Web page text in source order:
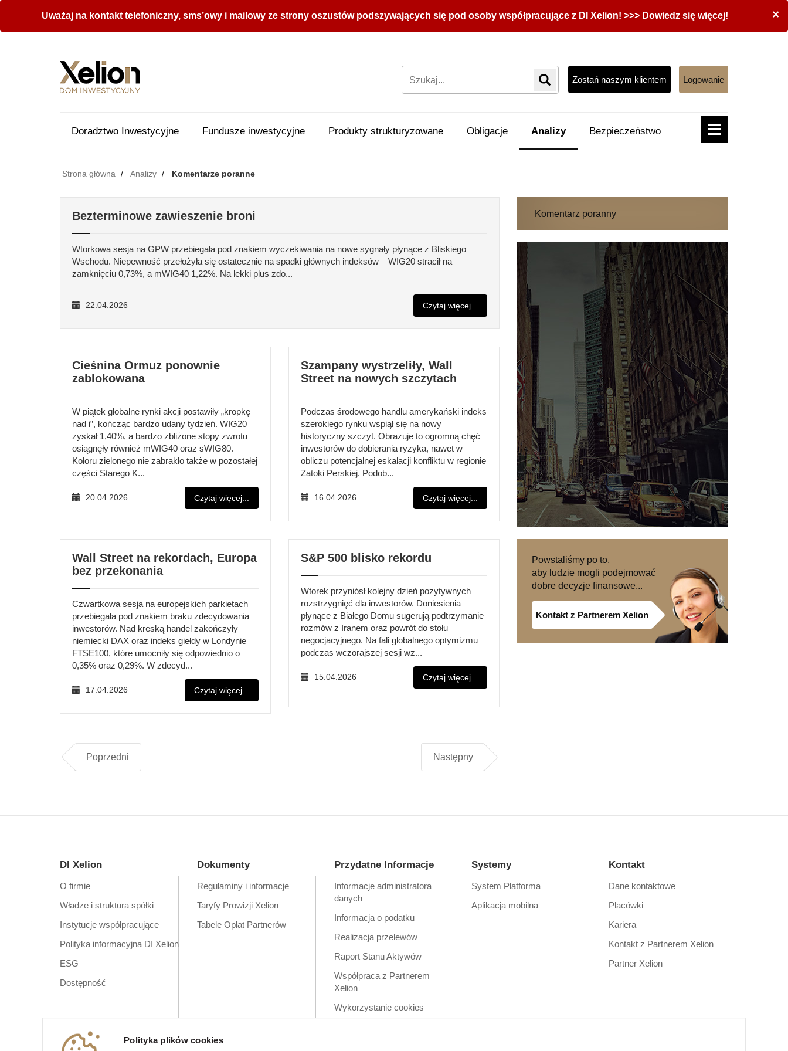
Polityka plików cookies
×
Uważaj na kontakt telefoniczny, sms’owy i mailowy ze strony oszustów podszywających się pod osoby współpracujące z DI Xelion! >>> Dowiedz się więcej!
Zostań naszym klientem Logowanie
Doradztwo Inwestycyjne Fundusze inwestycyjne Produkty strukturyzowane Obligacje Analizy Bezpieczeństwo
Strona główna Analizy Komentarze poranne
Bezterminowe zawieszenie broni
Wtorkowa sesja na GPW przebiegała pod znakiem wyczekiwania na nowe sygnały płynące z Bliskiego
Wschodu. Niepewność przełożyła się ostatecznie na spadki głównych indeksów – WIG20 stracił na
zamknięciu 0,73%, a mWIG40 1,22%. Na lekki plus zdo...
22.04.2026 Czytaj więcej...
Cieśnina Ormuz ponownie
zablokowana
W piątek globalne rynki akcji postawiły „kropkę
nad i”, kończąc bardzo udany tydzień. WIG20
zyskał 1,40%, a bardzo zbliżone stopy zwrotu
osiągnęły również mWIG40 oraz sWIG80.
Koloru zielonego nie zabrakło także w pozostałej
części Starego K...
20.04.2026 Czytaj więcej...
Szampany wystrzeliły, Wall
Street na nowych szczytach
Podczas środowego handlu amerykański indeks
szerokiego rynku wspiął się na nowy
historyczny szczyt. Obrazuje to ogromną chęć
inwestorów do dobierania ryzyka, nawet w
obliczu potencjalnej eskalacji konfliktu w regionie
Zatoki Perskiej. Podob...
16.04.2026 Czytaj więcej...
Wall Street na rekordach, Europa
bez przekonania
Czwartkowa sesja na europejskich parkietach
przebiegała pod znakiem braku zdecydowania
inwestorów. Nad kreską handel zakończyły
niemiecki DAX oraz indeks giełdy w Londynie
FTSE100, które umocniły się odpowiednio o
0,35% oraz 0,29%. W zdecyd...
17.04.2026 Czytaj więcej...
S&P 500 blisko rekordu
Wtorek przyniósł kolejny dzień pozytywnych
rozstrzygnięć dla inwestorów. Doniesienia
płynące z Białego Domu sugerują podtrzymanie
rozmów z Iranem oraz powrót do stołu
negocjacyjnego. Na fali globalnego optymizmu
podczas wczorajszej sesji wz...
15.04.2026 Czytaj więcej...
Poprzedni Następny
Komentarz poranny
Powstaliśmy po to,
aby ludzie mogli podejmować
dobre decyzje finansowe...
Kontakt z Partnerem Xelion
DI Xelion
O firmie
Władze i struktura spółki
Instytucje współpracujące
Polityka informacyjna DI Xelion
ESG
Dostępność
Dokumenty
Regulaminy i informacje
Taryfy Prowizji Xelion
Tabele Opłat Partnerów
Przydatne Informacje
Informacje administratora
danych
Informacja o podatku
Realizacja przelewów
Raport Stanu Aktywów
Współpraca z Partnerem
Xelion
Wykorzystanie cookies
Systemy
System Platforma
Aplikacja mobilna
Kontakt
Dane kontaktowe
Placówki
Kariera
Kontakt z Partnerem Xelion
Partner Xelion